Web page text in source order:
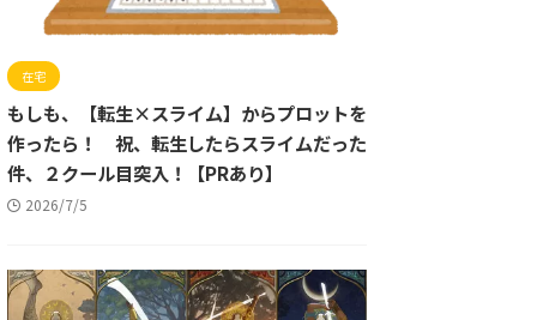
在宅
もしも、【転生×スライム】からプロットを
作ったら！ 祝、転生したらスライムだった
件、２クール目突入！【PRあり】
2026/7/5